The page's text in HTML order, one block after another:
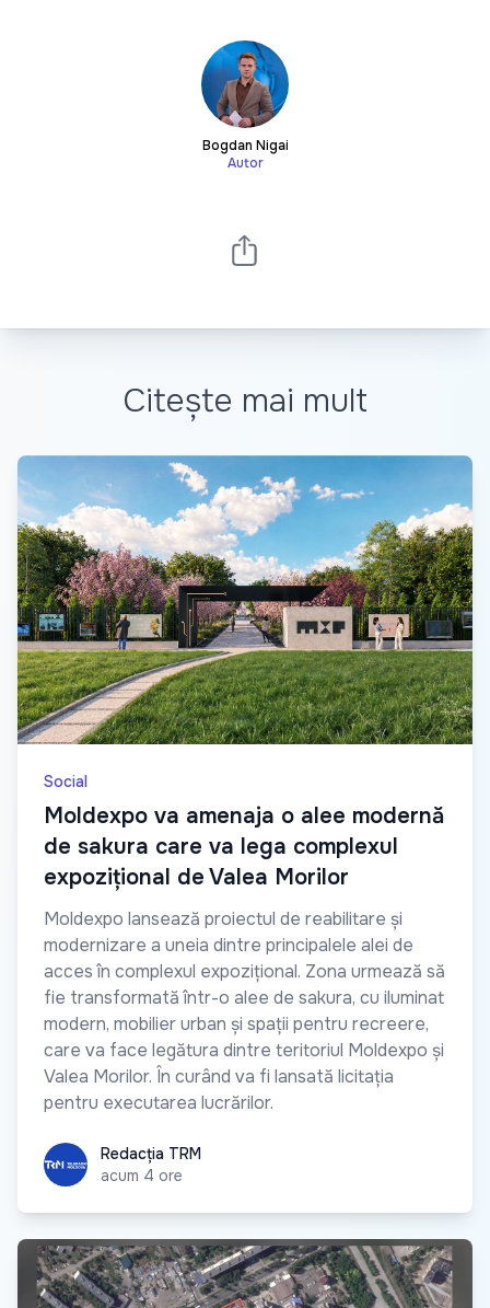
Bogdan Nigai
Autor
Citește mai mult
Social
Moldexpo va amenaja o alee modernă
de sakura care va lega complexul
expozițional de Valea Morilor
Moldexpo lansează proiectul de reabilitare și
modernizare a uneia dintre principalele alei de
acces în complexul expozițional. Zona urmează să
fie transformată într-o alee de sakura, cu iluminat
modern, mobilier urban și spații pentru recreere,
care va face legătura dintre teritoriul Moldexpo și
Valea Morilor. În curând va fi lansată licitația
pentru executarea lucrărilor.
Redacția TRM
Redacția TRM
acum 4 ore